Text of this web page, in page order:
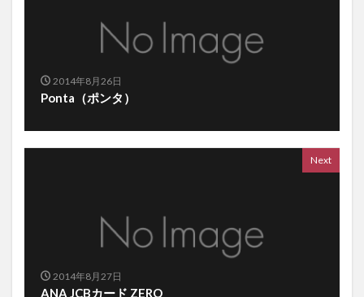
2014年8月26日
Ponta（ポンタ）
Next
2014年8月27日
ANA JCBカード ZERO